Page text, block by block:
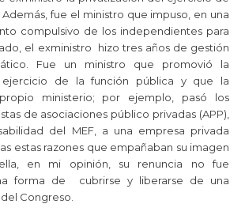
fue el ministro que impuso, en una
compulsivo de los independientes para
el exministro hizo tres años de gestión
Fue un ministro que promovió la
ejercicio de la función pública y que la
ministerio; por ejemplo, pasó los
de asociaciones público privadas (APP),
del MEF, a una empresa privada
estas razones que empañaban su imagen
en mi opinión, su renuncia no fue
forma de cubrirse y liberarse de una
Congreso.